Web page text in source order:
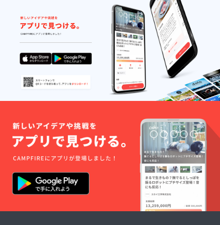
くまで私自身の感じ方で
す。ただ、これからもあな
たが、自分の身体の声を
しっかりと感じ取り、今の
なケアを選んでくださるこ
ら、私がこれまでに得てき
た経験や気づきを、分かち
そして、こうして繋がって
いるみなさまが、いつまで
不可のご要望がない限り、
できるだけプロジェクト
ページや活動報告でシェア
させていただきます。どう
ぞ、今後ともどうぞよろし
くお願いいたします！最後
に…当プロジェクトは、3回
目のクラウドファンディン
活動報告を過去2回のプロ
ジェクトにも転載しており
ます。現時点で、ほとんど
のご支援者様が以前からの
継続したご支援者様である
重複し、ご不便をおかけす